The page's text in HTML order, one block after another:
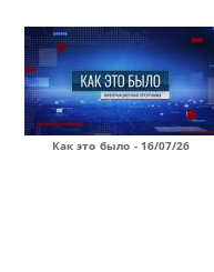
Как это было - 16/07/26